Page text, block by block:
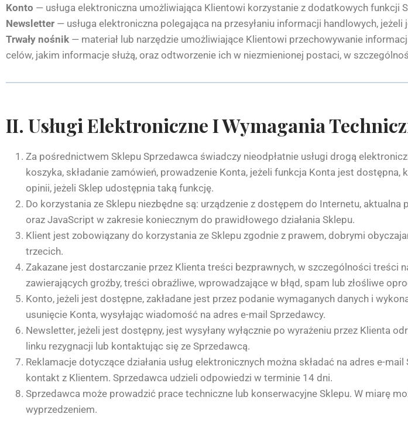
Konto — usługa elektroniczna umożliwiająca Klientowi korzystanie z dodatkowych funkcji
Newsletter — usługa elektroniczna polegająca na przesyłaniu informacji handlowych,
Trwały nośnik — materiał lub narzędzie umożliwiające Klientowi przechowywanie
celów, jakim informacje służą, oraz odtworzenie ich w niezmienionej postaci, w
II. Usługi Elektroniczne I Wymagania
Za pośrednictwem Sklepu Sprzedawca świadczy nieodpłatnie usługi drogą
koszyka, składanie zamówień, prowadzenie Konta, jeżeli funkcja Konta jest
opinii, jeżeli Sklep udostępnia taką funkcję.
Do korzystania ze Sklepu niezbędne są: urządzenie z dostępem do Internetu,
oraz JavaScript w zakresie koniecznym do prawidłowego działania Sklepu.
Klient jest zobowiązany do korzystania ze Sklepu zgodnie z prawem, dobrymi
trzecich.
Zakazane jest dostarczanie przez Klienta treści bezprawnych, w szczególności treści
zawierających groźby, treści obraźliwe, wprowadzające w błąd, spam lub złośliwe
Konto, jeżeli jest dostępne, zakładane jest przez podanie wymaganych danych i
usunięcie Konta, wysyłając wiadomość na adres e-mail Sprzedawcy.
Newsletter, jeżeli jest dostępny, jest wysyłany wyłącznie po wyrażeniu przez Klienta
linku rezygnacji lub kontaktując się ze Sprzedawcą.
Reklamacje dotyczące działania usług elektronicznych można składać na adres e-
kontakt z Klientem. Sprzedawca udzieli odpowiedzi w terminie 14 dni.
Sprzedawca może prowadzić prace techniczne lub konserwacyjne Sklepu. W miarę
wyprzedzeniem.